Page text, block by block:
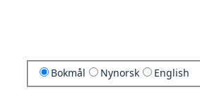
Bokmål Nynorsk English